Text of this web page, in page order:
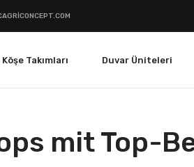
Köşe Takımları Duvar Üniteleri
mit Top-